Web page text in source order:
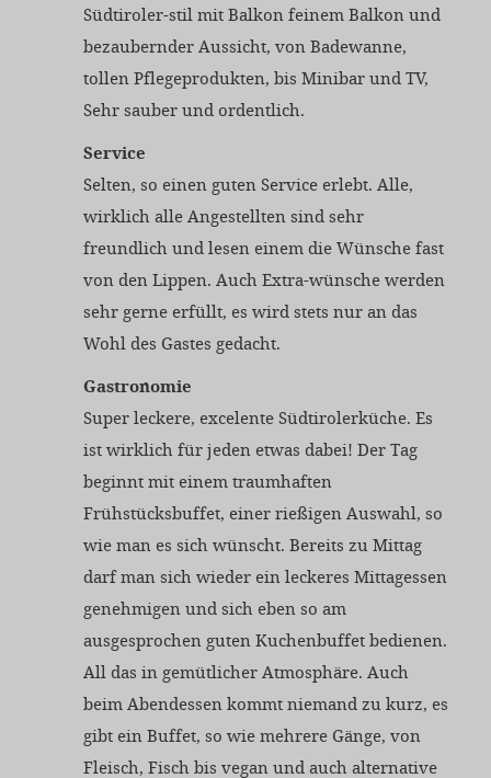
Südtiroler-stil mit Balkon feinem Balkon und
bezaubernder Aussicht, von Badewanne,
tollen Pflegeprodukten, bis Minibar und TV,
Sehr sauber und ordentlich.
Service
Selten, so einen guten Service erlebt. Alle,
wirklich alle Angestellten sind sehr
freundlich und lesen einem die Wünsche fast
von den Lippen. Auch Extra-wünsche werden
sehr gerne erfüllt, es wird stets nur an das
Wohl des Gastes gedacht.
Gastronomie
Super leckere, excelente Südtirolerküche. Es
ist wirklich für jeden etwas dabei! Der Tag
beginnt mit einem traumhaften
Frühstücksbuffet, einer rießigen Auswahl, so
wie man es sich wünscht. Bereits zu Mittag
darf man sich wieder ein leckeres Mittagessen
genehmigen und sich eben so am
ausgesprochen guten Kuchenbuffet bedienen.
All das in gemütlicher Atmosphäre. Auch
beim Abendessen kommt niemand zu kurz, es
gibt ein Buffet, so wie mehrere Gänge, von
Fleisch, Fisch bis vegan und auch alternative